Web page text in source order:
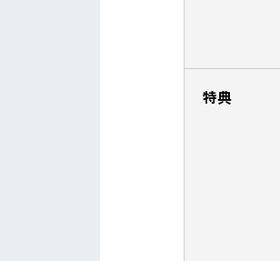
特典